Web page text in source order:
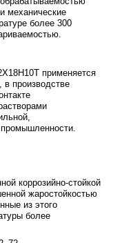
механические
более 300
применяется
производстве
коррозийно-стойкой
жаростойкостью
из этого
более